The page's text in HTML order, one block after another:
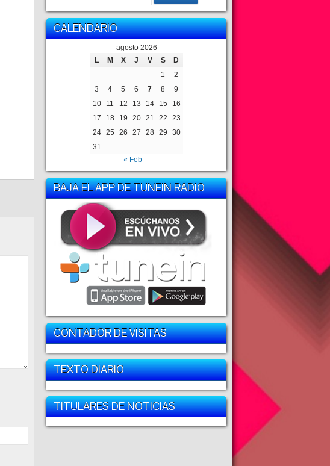
CALENDARIO
agosto 2026
L
M X J V S
D
1
2
3
4 5 6 7 8
9
10
11 12 13 14 15
16
17
18 19 20 21 22
23
24
25 26 27 28 29
30
31
« Feb
BAJA EL APP DE TUNEIN RADIO
CONTADOR DE VISITAS
TEXTO DIARIO
TITULARES DE NOTICIAS